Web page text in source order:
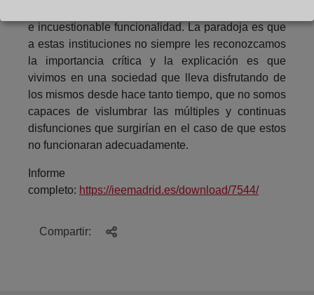
e incuestionable funcionalidad. La paradoja es que
a estas instituciones no siempre les reconozcamos
la importancia crítica y la explicación es que
vivimos en una sociedad que lleva disfrutando de
los mismos desde hace tanto tiempo, que no somos
capaces de vislumbrar las múltiples y continuas
disfunciones que surgirían en el caso de que estos
no funcionaran adecuadamente.
Informe
completo: https://ieemadrid.es/download/7544/
Compartir: